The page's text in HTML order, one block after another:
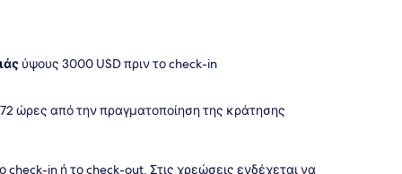
ύψους 3000 USD πριν το check-in
ώρες από την πραγματοποίηση της κράτησης
in ή το check-out. Στις χρεώσεις ενδέχεται να